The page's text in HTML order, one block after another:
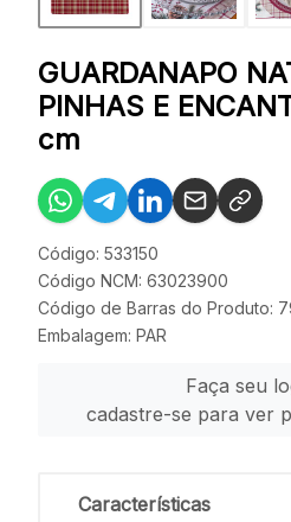
GUARDANAPO
PINHAS E
cm
Código: 533150
Código NCM: 63023900
Código de Barras do Produto:
Embalagem: PAR
Faça seu
cadastre-se para ver
Características